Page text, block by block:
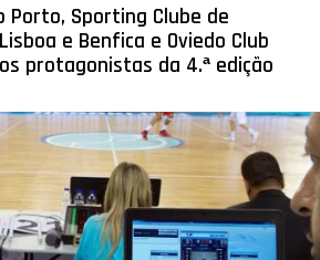
Porto, Sporting Clube de
e Benfica e Oviedo Club
protagonistas da 4.ª edição